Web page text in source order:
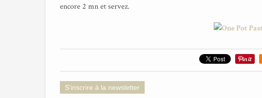
encore 2 mn et servez.
S'inscrire à la newsletter